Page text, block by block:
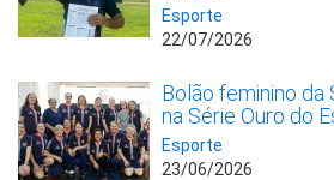
Esporte
22/07/2026
Bolão feminino da
na Série Ouro do
Esporte
23/06/2026